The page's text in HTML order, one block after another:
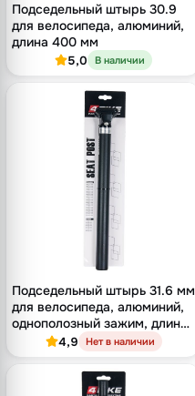
Подседельный штырь 30.9
для велосипеда, алюминий,
длина 400 мм
5,0 В наличии
Подседельный штырь 31.6 мм
для велосипеда, алюминий,
однополозный зажим, длина
400 мм, оффсет 16 мм,
4,9 Нет в наличии